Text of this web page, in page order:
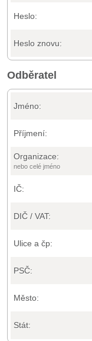
Heslo:
Heslo znovu:
Odběratel
Jméno:
Příjmení:
Organizace:
nebo celé jméno
IČ:
DIČ / VAT:
Ulice a čp:
PSČ:
Město:
Stát: